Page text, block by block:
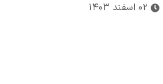
۰۲ اسفند ۱۴۰۳